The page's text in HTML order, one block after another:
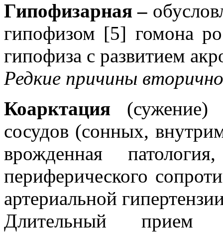
Гипофизарная –
гипофизом [5] гомона
гипофиза с развитием
Редкие причины
Коарктация (сужение)
сосудов (сонных,
врожденная
периферического
артериальной
Длительный прием